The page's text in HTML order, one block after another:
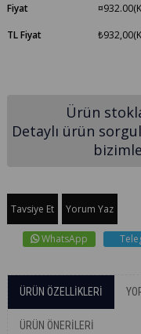
Fiyat
¤932.00
TL Fiyat
₺932,00
Ürün
Detaylı ürün
Tavsiye Et Yorum Yaz
WhatsApp
ÜRÜN ÖZELLIKLERI
ÜRÜN ÖNERILERI